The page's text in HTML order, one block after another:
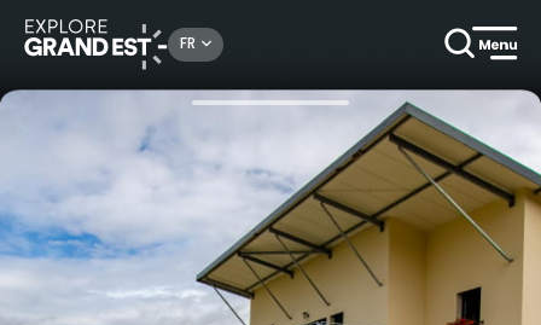
FR
Locations de vacances